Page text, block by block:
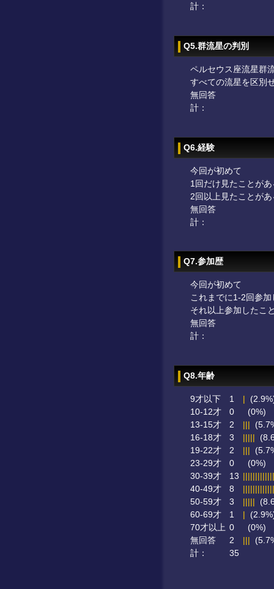
計：
Q5.群流星の判別
ペルセウス座流星群
すべての流星を区別
無回答
計：
Q6.経験
今回が初めて
1回だけ見たことがあ
2回以上見たことがあ
無回答
計：
Q7.参加歴
今回が初めて
これまでに1-2回参
それ以上参加したこ
無回答
計：
Q8.年齢
9才以下 1 |
10-12才
0
(0%)
13-15才
2 |||
16-18才
3 |||||
19-22才
2 |||
23-29才
0
(0%)
30-39才
13
40-49才
8
50-59才
3 |||||
60-69才
1 |
70才以上 0
(0%)
無回答
2 |||
計：
35